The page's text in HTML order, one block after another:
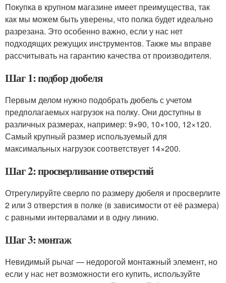
Покупка в крупном магазине имеет преимущества, так
как мы можем быть уверены, что полка будет идеально
разрезана. Это особенно важно, если у нас нет
подходящих режущих инструментов. Также мы вправе
рассчитывать на гарантию качества от производителя.
Шаг 1: подбор дюбеля
Первым делом нужно подобрать дюбель с учетом
предполагаемых нагрузок на полку. Они доступны в
различных размерах, например: 9×90, 10×100, 12×120.
Самый крупный размер используемый для
максимальных нагрузок соответствует 14×200.
Шаг 2: просверливание отверстий
Отрегулируйте сверло по размеру дюбеля и просверлите
2 или 3 отверстия в полке (в зависимости от её размера)
с равными интервалами и в одну линию.
Шаг 3: монтаж
Невидимый рычаг — недорогой монтажный элемент, но
если у нас нет возможности его купить, используйте